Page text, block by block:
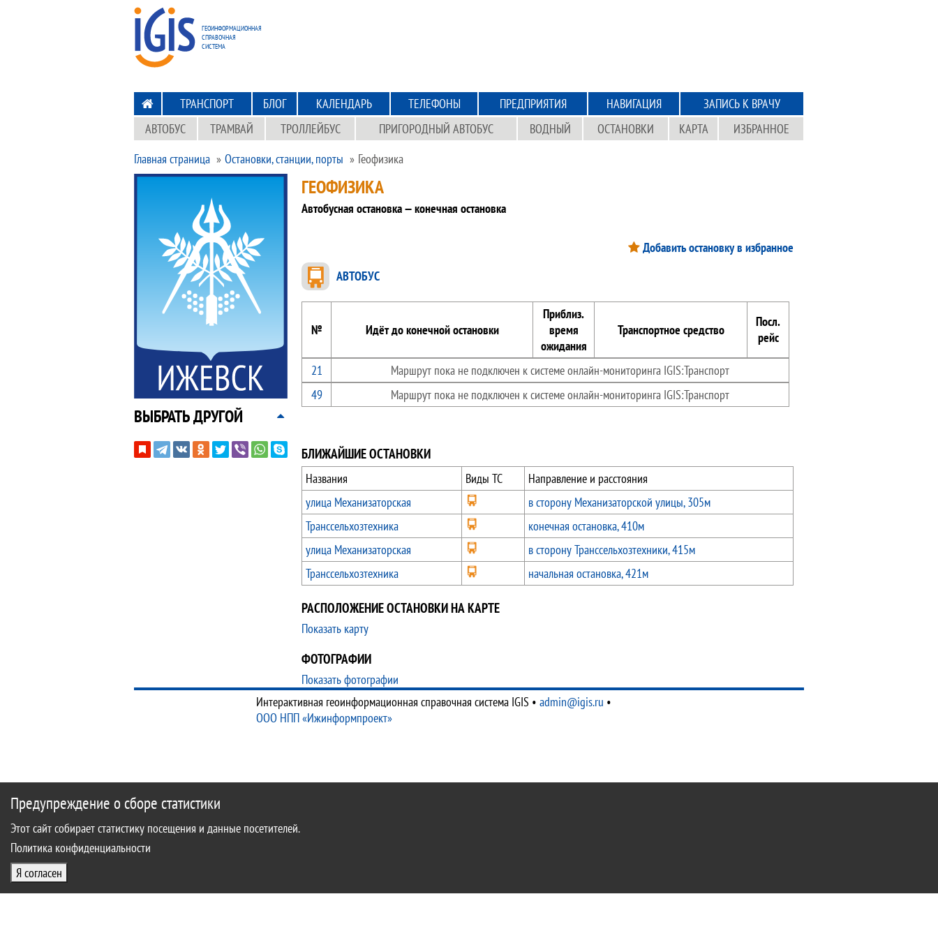
ГЕОИНФОРМАЦИОННАЯ
СПРАВОЧНАЯ
СИСТЕМА
НА ГЛАВНУЮ
ТРАНСПОРТ БЛОГ КАЛЕНДАРЬ ТЕЛЕФОНЫ ПРЕДПРИЯТИЯ НАВИГАЦИЯ
ЗАПИСЬ К ВРАЧУ
АВТОБУС
ТРАМВАЙ ТРОЛЛЕЙБУС ПРИГОРОДНЫЙ АВТОБУС ВОДНЫЙ ОСТАНОВКИ КАРТА
ИЗБРАННОЕ
Главная страница
Остановки, станции, порты Геофизика
ГЕОФИЗИКА
Автобусная остановка — конечная остановка
Добавить остановку в избранное
АВТОБУС
№ Идёт до конечной остановки
Приблиз.
время
ожидания
Транспортное средство
Посл.
рейс
21
Маршрут пока не подключен к системе онлайн-мониторинга IGIS:Транспорт
49
Маршрут пока не подключен к системе онлайн-мониторинга IGIS:Транспорт
БЛИЖАЙШИЕ ОСТАНОВКИ
Названия Виды ТС
Направление и расстояния
улица Механизаторская
в сторону Механизаторской улицы, 305м
Транссельхозтехника
конечная остановка, 410м
улица Механизаторская
в сторону Транссельхозтехники, 415м
Транссельхозтехника
начальная остановка, 421м
РАСПОЛОЖЕНИЕ ОСТАНОВКИ НА КАРТЕ
Показать карту
ФОТОГРАФИИ
Показать фотографии
ВЫБРАТЬ ДРУГОЙ
Интерактивная геоинформационная справочная система IGIS • admin@igis.ru •
ООО НПП «Ижинформпроект»
Предупреждение о сборе статистики
Этот сайт собирает статистику посещения и данные посетителей.
Политика конфиденциальности
Я согласен